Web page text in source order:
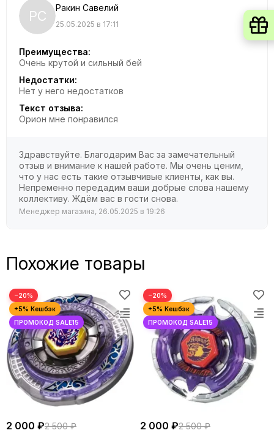
РС Ракин Савелий
25.05.2025 в 17:11
Преимущества:
Очень крутой и сильный бей
Недостатки:
Нет у него недостатков
Текст отзыва:
Орион мне понравился
Здравствуйте. Благодарим Вас за замечательный
отзыв и внимание к нашей работе. Мы очень ценим,
что у нас есть такие отзывчивые клиенты, как вы.
Непременно передадим ваши добрые слова нашему
коллективу. Ждём вас в гости снова.
Менеджер магазина, 26.05.2025 в 19:26
Похожие товары
−20%
2 000 ₽2 500 ₽
−20%
2 000 ₽2 500 ₽